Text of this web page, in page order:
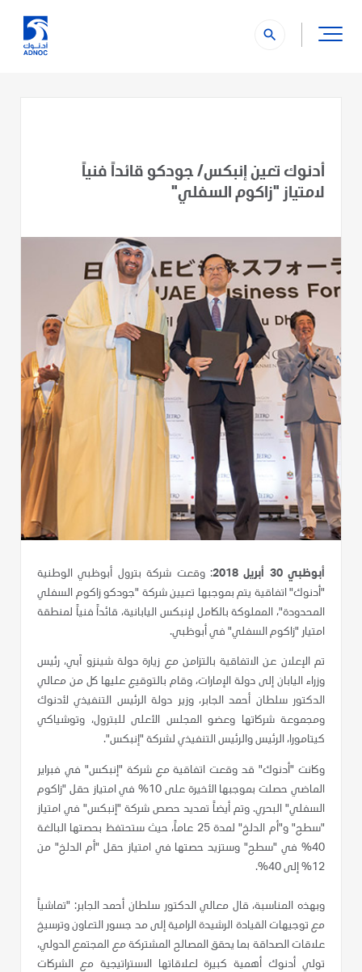
search
أدنوك تعين إنبكس/ جودكو قائداً فنياً
لامتياز "زاكوم السفلي"
أبوظبي 30 أبريل 2018 :وقعت شركة بترول أبوظبي الوطنية
"أدنوك" اتفاقية يتم بموجبها تعيين شركة "جودكو زاكوم السفلي
المحدودة"، المملوكة بالكامل لإنبكس اليابانية، قائداً فنياً لمنطقة
امتيار "زاكوم السفلي" في أبوظبي.
تم الإعلان عن الاتفاقية بالتزامن مع زيارة دولة شينزو آبي، رئيس
وزراء اليابان إلى دولة الإمارات، وقام بالتوقيع عليها كل من معالي
الدكتور سلطان أحمد الجابر، وزير دولة الرئيس التنفيذي لأدنوك
ومجموعة شركاتها وعضو المجلس الأعلى للبترول، وتوشياكي
كيتامورا، الرئيس والرئيس التنفيذي لشركة "إنبكس".
وكانت "أدنوك" قد وقعت اتفاقية مع شركة "إنبكس" في فبراير
الماضي حصلت بموجبها الأخيرة على 10% في امتياز حقل "زاكوم
السفلي" البحري. وتم أيضاً تمديد حصص شركة "إنبكس" في امتياز
"سطح" و"أم الدلخ" لمدة 25 عاماً، حيث ستحتفظ بحصتها البالغة
40% في "سطح" وستزيد حصتها في امتياز حقل "أم الدلخ" من
12% إلى 40%.
وبهذه المناسبة، قال معالي الدكتور سلطان أحمد الجابر: "تماشياً
مع توجيهات القيادة الرشيدة الرامية إلى مد جسور التعاون وترسيخ
علاقات الصداقة بما يحقق المصالح المشتركة مع المجتمع الدولي،
تولي أدنوك أهمية كبيرة لعلاقاتها الاستراتيجية مع الشركات